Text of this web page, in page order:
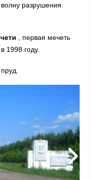
разрушения.
, первая мечеть
1998 году.